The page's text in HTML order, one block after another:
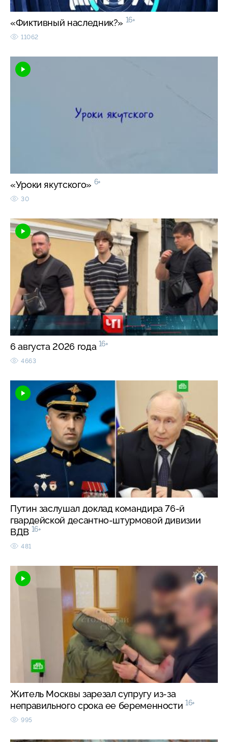
«Фиктивный наследник?» 16+
11062
«Уроки якутского» 6+
30
6 августа 2026 года 16+
4663
Путин заслушал доклад командира 76-й
гвардейской десантно-штурмовой дивизии
ВДВ 16+
481
Житель Москвы зарезал супругу из-за
неправильного срока ее беременности 16+
995